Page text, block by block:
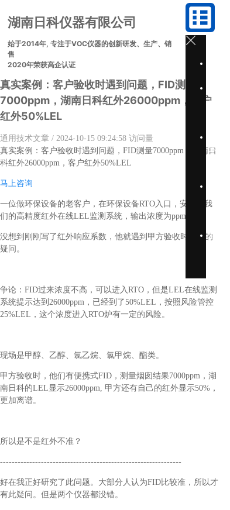
品
术
于
联
湖南日科仪器有限公司
始于2014年, 专注于VOC仪器的创新研发、生产、销
售
2020年荣获高企认证
真实案例：客户验收时遇到问题，FID测量
7000ppm，湖南日科红外26000ppm，客户
红外50%LEL
通用技术文章 / 2024-10-15 09:24:58 访问量
真实案例：客户验收时遇到问题，FID测量7000ppm，湖南日
科红外26000ppm，客户红外50%LEL
马上咨询
一位做环保设备的老客户，在环保设备RTO入口，安装了我
们的高精度红外在线LEL监测系统，输出浓度为ppm单位。
没想到刚刚写了红外响应系数，他就遇到甲方验收时提出的
疑问。
争论：FID过来浓度不高，可以进入RTO，但是LEL在线监测
系统提示达到26000ppm，已经到了50%LEL，按照风险管控
25%LEL，这个浓度进入RTO炉有一定的风险。
现场是甲醇、乙醇、氯乙烷、氯甲烷、酯类。
甲方验收时，他们有便携式FID，测量烟囱结果7000ppm，湖
南日科的LEL显示26000ppm, 甲方还有自己的红外显示50%，
更加离谱。
所以是不是红外不准？
--------------------------------------------------------------
好在我正好研究了此问题。大部分人认为FID比较准，所以才
有此疑问。但是两个仪器都没错。